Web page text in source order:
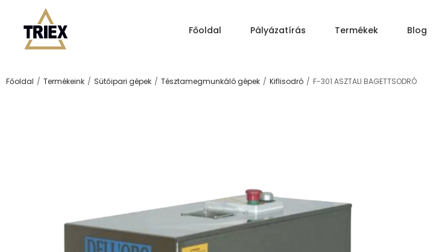
Főoldal Pályázatírás Termékek Blog
Főoldal / Termékeink / Sütőipari gépek / Tésztamegmunkáló gépek / Kiflisodró / F-301 ASZTALI BAGETTSODRÓ